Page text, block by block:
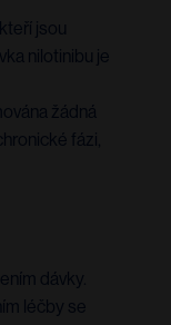
jsou
nilotinibu je
žádná
fázi,
dávky.
léčby se